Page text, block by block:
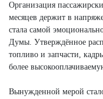
Организация
месяцев держит в
стала самой
Думы. Утверждённое
топливо и запчасти,
более
Вынужденной мерой